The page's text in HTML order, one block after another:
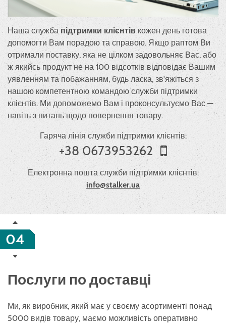
Наша служба підтримки клієнтів кожен день готова
допомогти Вам порадою та справою. Якщо раптом Ви
отримали поставку, яка не цілком задовольняє Вас, або
ж якийсь продукт не на 100 відсотків відповідає Вашим
уявленням та побажанням, будь ласка, зв'яжіться з
нашою компетентною командою служби підтримки
клієнтів. Ми допоможемо Вам і проконсультуємо Вас —
навіть з питань щодо повернення товару.
Гаряча лінія служби підтримки клієнтів:
+38 0673953262
Електронна пошта служби підтримки клієнтів:
info@stalker.ua
04
Послуги по доставці
Ми, як виробник, який має у своєму асортименті понад
5000 видів товару, маємо можливість оперативно